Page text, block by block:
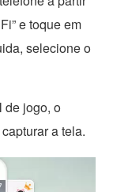
e toque em
selecione o
de jogo, o
a tela.